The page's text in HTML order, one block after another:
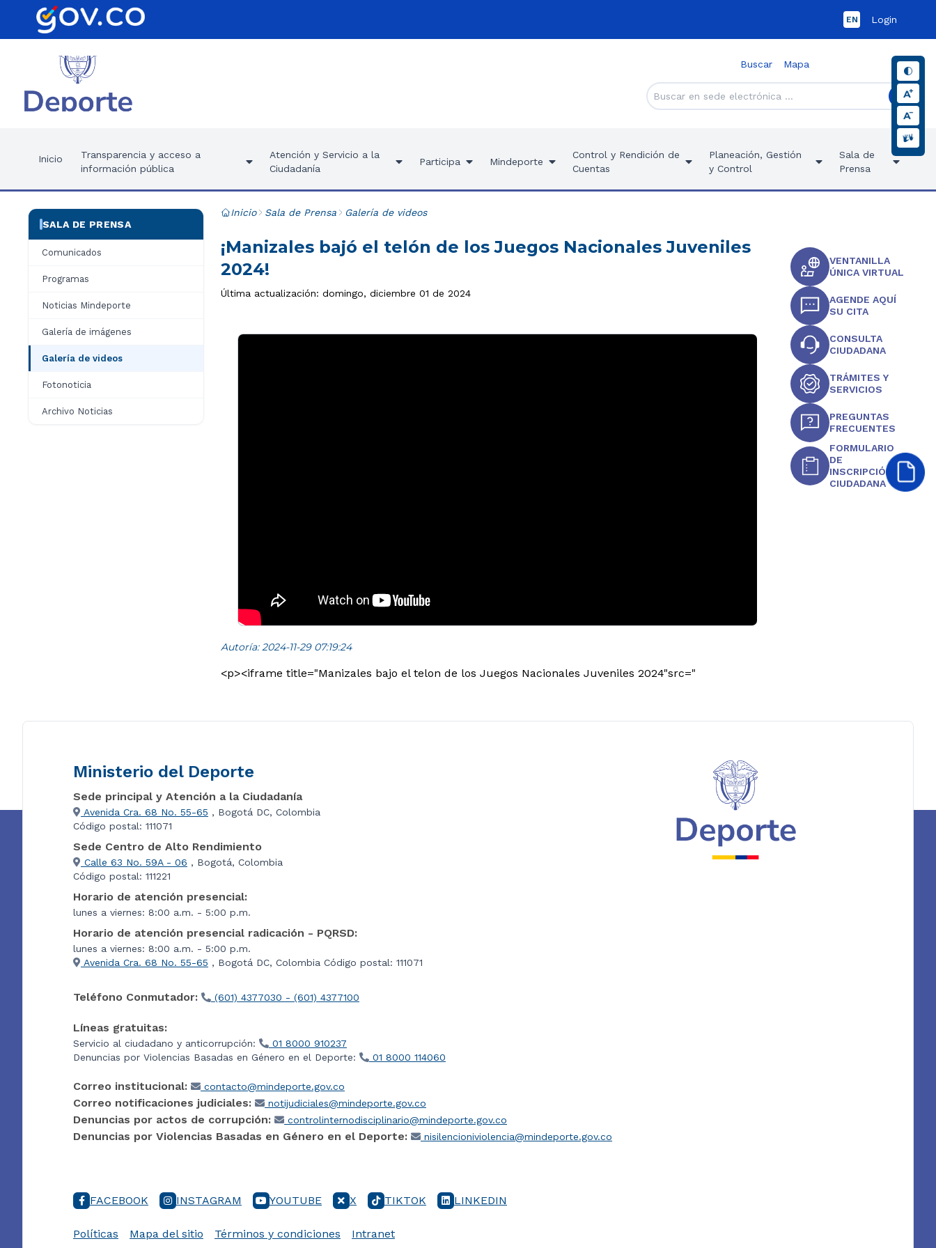
EN Login
Buscar Mapa
Inicio
Transparencia y acceso a
información pública
Atención y Servicio a la
Ciudadanía
Participa Mindeporte
Control y Rendición de
Cuentas
Planeación, Gestión
y Control
Sala de
Prensa
SALA DE PRENSA
Comunicados
Programas
Noticias Mindeporte
Galería de imágenes
Galería de videos
Fotonoticia
Archivo Noticias
Inicio Sala de Prensa Galería de videos
¡Manizales bajó el telón de los Juegos Nacionales Juveniles
2024!
Última actualización: domingo, diciembre 01 de 2024
Autoría: 2024-11-29 07:19:24
<p><iframe title="Manizales bajo el telon de los Juegos Nacionales Juveniles 2024"src="
VENTANILLA
ÚNICA VIRTUAL
AGENDE AQUÍ
SU CITA
CONSULTA
CIUDADANA
TRÁMITES Y
SERVICIOS
PREGUNTAS
FRECUENTES
FORMULARIO
DE
INSCRIPCIÓN
CIUDADANA
Ministerio del Deporte
Sede principal y Atención a la Ciudadanía
Avenida Cra. 68 No. 55-65 , Bogotá DC, Colombia
Código postal: 111071
Sede Centro de Alto Rendimiento
Calle 63 No. 59A - 06 , Bogotá, Colombia
Código postal: 111221
Horario de atención presencial:
lunes a viernes: 8:00 a.m. - 5:00 p.m.
Horario de atención presencial radicación - PQRSD:
lunes a viernes: 8:00 a.m. - 5:00 p.m.
Avenida Cra. 68 No. 55-65 , Bogotá DC, Colombia Código postal: 111071
Teléfono Conmutador: (601) 4377030 - (601) 4377100
Líneas gratuitas:
Servicio al ciudadano y anticorrupción:
01 8000 910237
Denuncias por Violencias Basadas en Género en el Deporte:
01 8000 114060
Correo institucional: contacto@mindeporte.gov.co
Correo notificaciones judiciales: notijudiciales@mindeporte.gov.co
Denuncias por actos de corrupción: controlinternodisciplinario@mindeporte.gov.co
Denuncias por Violencias Basadas en Género en el Deporte: nisilencioniviolencia@mindeporte.gov.co
FACEBOOK INSTAGRAM YOUTUBE X TIKTOK LINKEDIN
Políticas Mapa del sitio Términos y condiciones Intranet